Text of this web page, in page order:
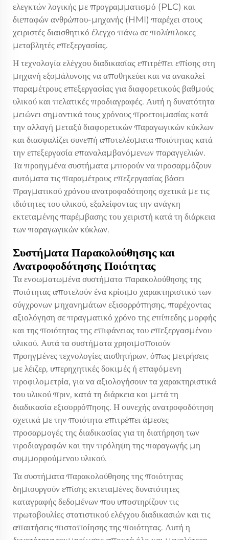
ελεγκτών λογικής με προγραμματισμό (PLC) και
διεπαφών ανθρώπου-μηχανής (HMI) παρέχει στους
χειριστές διαισθητικό έλεγχο πάνω σε πολύπλοκες
μεταβλητές επεξεργασίας.
Η τεχνολογία ελέγχου διαδικασίας επιτρέπει επίσης στη
μηχανή εξομάλυνσης να αποθηκεύει και να ανακαλεί
παραμέτρους επεξεργασίας για διαφορετικούς βαθμούς
υλικού και πελατικές προδιαγραφές. Αυτή η δυνατότητα
μειώνει σημαντικά τους χρόνους προετοιμασίας κατά
την αλλαγή μεταξύ διαφορετικών παραγωγικών κύκλων
και διασφαλίζει συνεπή αποτελέσματα ποιότητας κατά
την επεξεργασία επαναλαμβανόμενων παραγγελιών.
Τα προηγμένα συστήματα μπορούν να προσαρμόζουν
αυτόματα τις παραμέτρους επεξεργασίας βάσει
πραγματικού χρόνου ανατροφοδότησης σχετικά με τις
ιδιότητες του υλικού, εξαλείφοντας την ανάγκη
εκτεταμένης παρέμβασης του χειριστή κατά τη διάρκεια
των παραγωγικών κύκλων.
Συστήματα Παρακολούθησης και
Ανατροφοδότησης Ποιότητας
Τα ενσωματωμένα συστήματα παρακολούθησης της
ποιότητας αποτελούν ένα κρίσιμο χαρακτηριστικό των
σύγχρονων μηχανημάτων εξισορρόπησης, παρέχοντας
αξιολόγηση σε πραγματικό χρόνο της επίπεδης μορφής
και της ποιότητας της επιφάνειας του επεξεργασμένου
υλικού. Αυτά τα συστήματα χρησιμοποιούν
προηγμένες τεχνολογίες αισθητήρων, όπως μετρήσεις
με λέιζερ, υπερηχητικές δοκιμές ή επαφόμενη
προφιλομετρία, για να αξιολογήσουν τα χαρακτηριστικά
του υλικού πριν, κατά τη διάρκεια και μετά τη
διαδικασία εξισορρόπησης. Η συνεχής ανατροφοδότηση
σχετικά με την ποιότητα επιτρέπει άμεσες
προσαρμογές της διαδικασίας για τη διατήρηση των
προδιαγραφών και την πρόληψη της παραγωγής μη
συμμορφούμενου υλικού.
Τα συστήματα παρακολούθησης της ποιότητας
δημιουργούν επίσης εκτεταμένες δυνατότητες
καταγραφής δεδομένων που υποστηρίζουν τις
πρωτοβουλίες στατιστικού ελέγχου διαδικασιών και τις
απαιτήσεις πιστοποίησης της ποιότητας. Αυτή η